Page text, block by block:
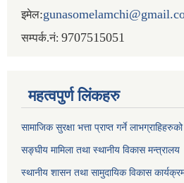
इमेल:
सम्पर्क.नं: 9707515051
महत्वपुर्ण लिंकहरु
सामाजिक सुरक्षा भत्ता प्राप्त गर्ने
सङ्घीय मामिला तथा स्थानीय विकास मन्त्रालय
स्थानीय शासन तथा सामुदायिक विकास